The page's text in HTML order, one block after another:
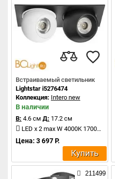
Встраиваемый светильник
Lightstar i5276474
Коллекция: Intero new
В наличии
В: 4.6 см Д: 17.2 см
LED x 2 max W 4000K 1700Lm
Цена: 3 697 Р.
Купить
211499